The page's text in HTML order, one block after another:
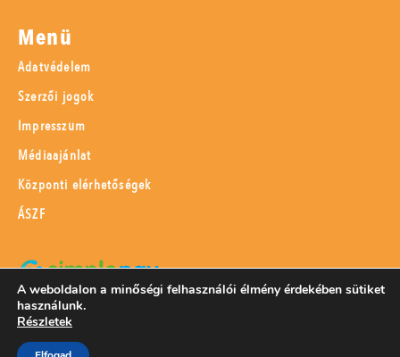
Menü
Adatvédelem
Szerzői jogok
Impresszum
Médiaajánlat
Központi elérhetőségek
ÁSZF
SimplePay adattovábbítási nyilatkozat
A weboldalon a minőségi felhasználói élmény érdekében sütiket
használunk.
Részletek